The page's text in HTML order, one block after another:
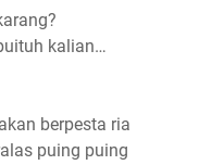
kalian…
berpesta ria
puing puing